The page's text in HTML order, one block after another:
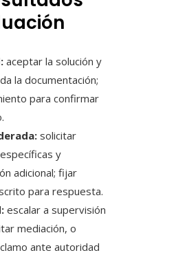
aceptar la solución y
la documentación;
para confirmar
solicitar
y
adicional; fijar
para respuesta.
escalar a supervisión
mediación, o
ante autoridad